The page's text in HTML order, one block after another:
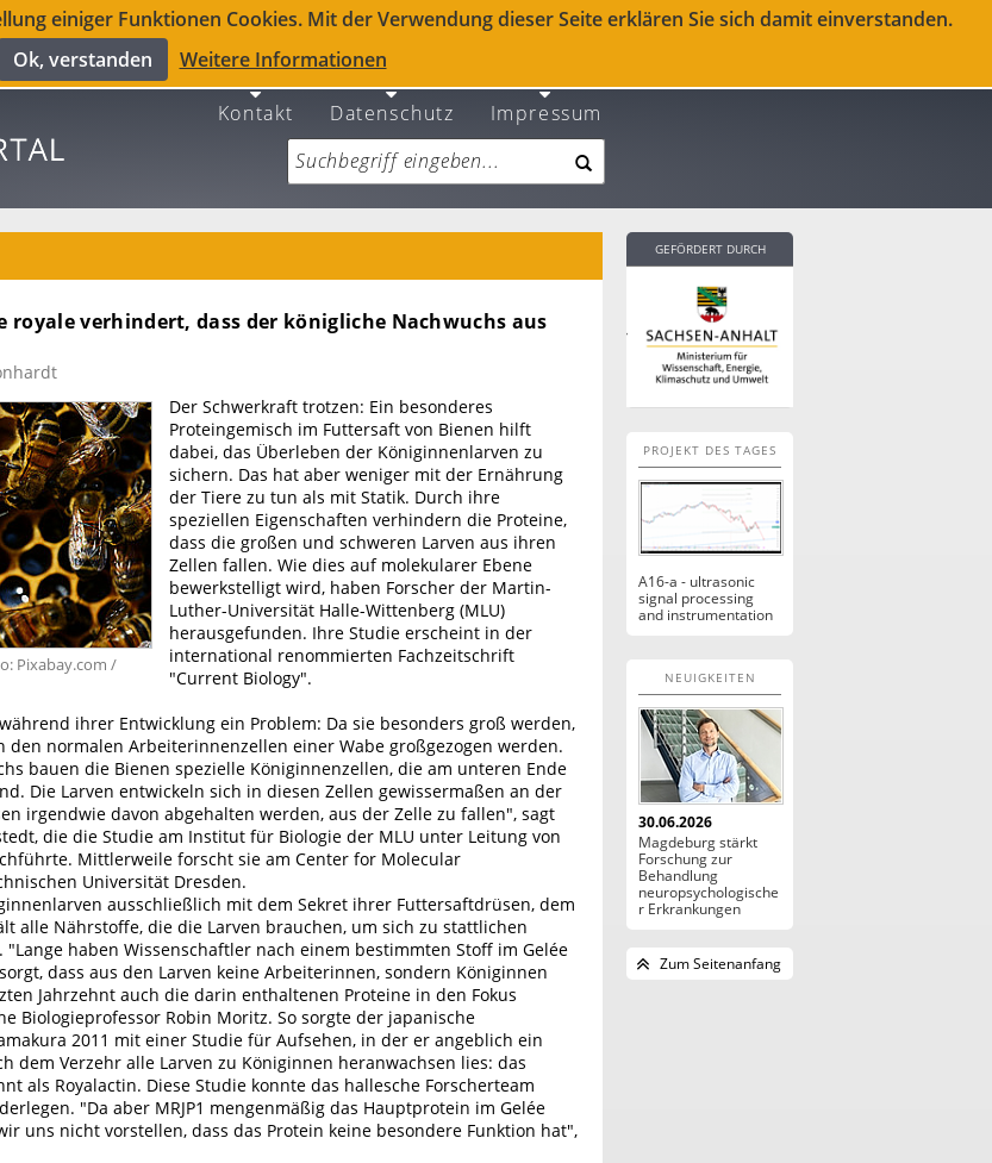
einiger Funktionen Cookies. Mit der Verwendung dieser Seite erklären Sie sich damit einverstanden.
Ok, verstanden
Weitere Informationen
Kontakt Datenschutz Impressum
royale verhindert, dass der königliche Nachwuchs aus
Pixabay.com /
Der Schwerkraft trotzen: Ein besonderes
Proteingemisch im Futtersaft von Bienen hilft
dabei, das Überleben der Königinnenlarven zu
sichern. Das hat aber weniger mit der Ernährung
der Tiere zu tun als mit Statik. Durch ihre
speziellen Eigenschaften verhindern die Proteine,
dass die großen und schweren Larven aus ihren
Zellen fallen. Wie dies auf molekularer Ebene
bewerkstelligt wird, haben Forscher der Martin-
Luther-Universität Halle-Wittenberg (MLU)
herausgefunden. Ihre Studie erscheint in der
international renommierten Fachzeitschrift
"Current Biology".
ihrer Entwicklung ein Problem: Da sie besonders groß werden,
den normalen Arbeiterinnenzellen einer Wabe großgezogen werden.
bauen die Bienen spezielle Königinnenzellen, die am unteren Ende
Die Larven entwickeln sich in diesen Zellen gewissermaßen an der
irgendwie davon abgehalten werden, aus der Zelle zu fallen", sagt
die die Studie am Institut für Biologie der MLU unter Leitung von
Mittlerweile forscht sie am Center for Molecular
Universität Dresden.
ausschließlich mit dem Sekret ihrer Futtersaftdrüsen, dem
alle Nährstoffe, die die Larven brauchen, um sich zu stattlichen
haben Wissenschaftler nach einem bestimmten Stoff im Gelée
dass aus den Larven keine Arbeiterinnen, sondern Königinnen
Jahrzehnt auch die darin enthaltenen Proteine in den Fokus
Biologieprofessor Robin Moritz. So sorgte der japanische
2011 mit einer Studie für Aufsehen, in der er angeblich ein
dem Verzehr alle Larven zu Königinnen heranwachsen lies: das
als Royalactin. Diese Studie konnte das hallesche Forscherteam
"Da aber MRJP1 mengenmäßig das Hauptprotein im Gelée
uns nicht vorstellen, dass das Protein keine besondere Funktion hat",
GEFÖRDERT DURCH
PROJEKT DES TAGES
A16-a - ultrasonic
signal processing
and instrumentation
NEUIGKEITEN
30.06.2026
Magdeburg stärkt
Forschung zur
Behandlung
neuropsychologische
r Erkrankungen
Zum Seitenanfang